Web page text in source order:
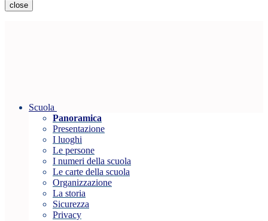
close
Scuola
Panoramica
Presentazione
I luoghi
Le persone
I numeri della scuola
Le carte della scuola
Organizzazione
La storia
Sicurezza
Privacy